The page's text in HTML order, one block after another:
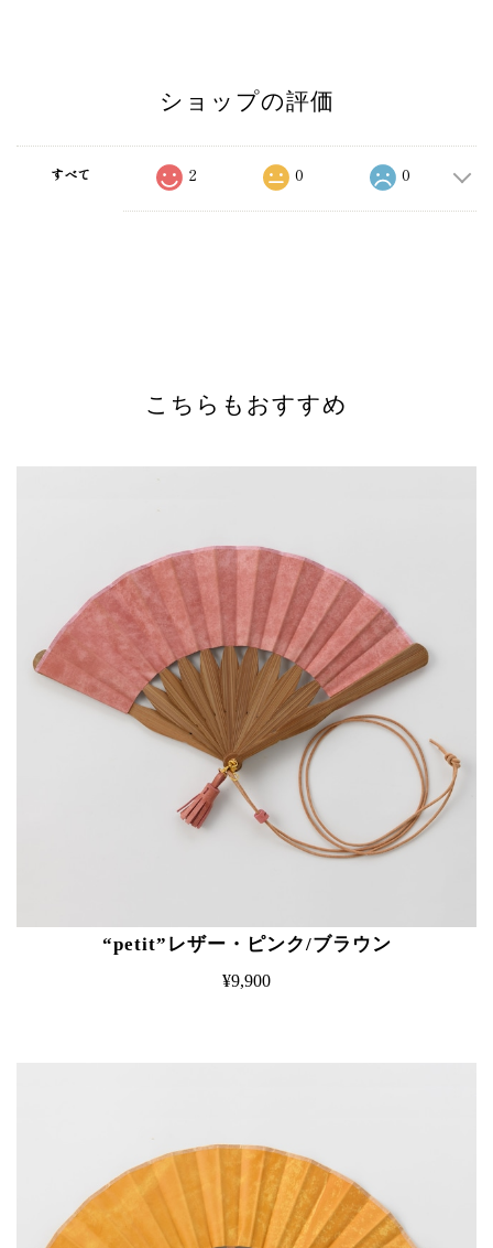
ショップの評価
すべて 2 0 0
こちらもおすすめ
“petit”レザー・ピンク/ブラウン
¥9,900